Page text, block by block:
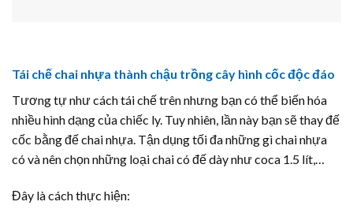
Tái chế chai nhựa thành chậu trồng cây hình cốc độc đáo
Tương tự như cách tái chế trên nhưng bạn có thể biến hóa
nhiều hình dạng của chiếc ly. Tuy nhiên, lần này bạn sẽ thay đế
cốc bằng đế chai nhựa. Tận dụng tối đa những gì chai nhựa
có và nên chọn những loại chai có đế dày như coca 1.5 lít,…
Đây là cách thực hiện: